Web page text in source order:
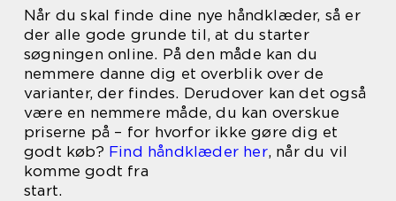
Når du skal finde dine nye håndklæder, så er
der alle gode grunde til, at du starter
søgningen online. På den måde kan du
nemmere danne dig et overblik over de
varianter, der findes. Derudover kan det også
være en nemmere måde, du kan overskue
priserne på – for hvorfor ikke gøre dig et
godt køb? Find håndklæder her, når du vil
komme godt fra
start.